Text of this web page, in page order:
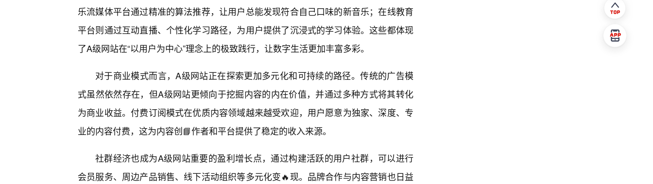
乐流媒体平台通过精准的算法推荐，让用户总能发现符合自己口味的新音乐；在线教育
平台则通过互动直播、个性化学习路径，为用户提供了沉浸式的学习体验。这些都体现
了A级网站在“以用户为中心”理念上的极致践行，让数字生活更加丰富多彩。
对于商业模式而言，A级网站正在探索更加多元化和可持续的路径。传统的广告模
式虽然依然存在，但A级网站更倾向于挖掘内容的内在价值，并通过多种方式将其转化
为商业收益。付费订阅模式在优质内容领域越来越受欢迎，用户愿意为独家、深度、专
业的内容付费，这为内容创📘作者和平台提供了稳定的收入来源。
社群经济也成为A级网站重要的盈利增长点，通过构建活跃的用户社群，可以进行
会员服务、周边产品销售、线下活动组织等多元化变🔥现。品牌合作与内容营销也日益